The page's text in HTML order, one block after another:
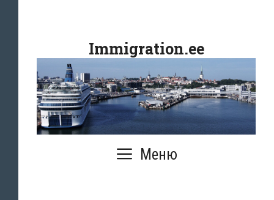
содержимомуImmigration.ee
Меню